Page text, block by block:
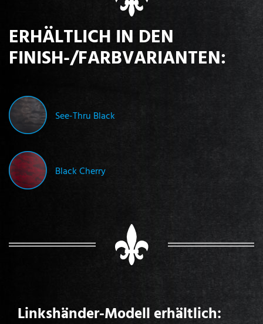
ERHÄLTLICH IN DEN
FINISH-/FARBVARIANTEN:
See-Thru Black
Black Cherry
Linkshänder-Modell erhältlich: